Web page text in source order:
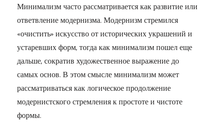
Минимализм часто рассматривается как развитие или
ответвление модернизма. Модернизм стремился
«очистить» искусство от исторических украшений и
устаревших форм, тогда как минимализм пошел еще
дальше, сократив художественное выражение до
самых основ. В этом смысле минимализм может
рассматриваться как логическое продолжение
модернистского стремления к простоте и чистоте
формы.